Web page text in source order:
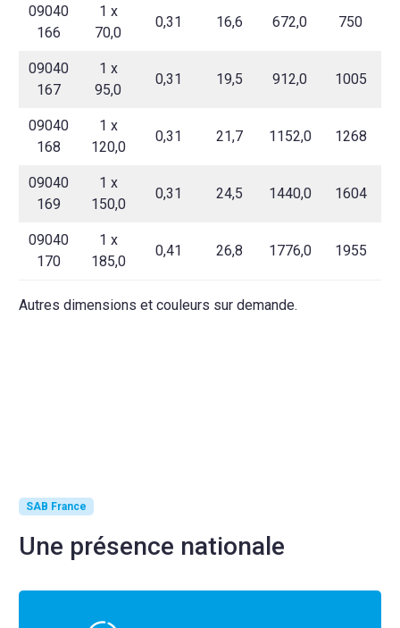
09040
166
1 x
70,0
0,31 16,6 672,0 750
09040
167
1 x
95,0
0,31 19,5 912,0 1005
09040
168
1 x
120,0
0,31 21,7 1152,0 1268
09040
169
1 x
150,0
0,31 24,5 1440,0 1604
09040
170
1 x
185,0
0,41 26,8 1776,0 1955
Autres dimensions et couleurs sur demande.
SAB France
Une présence nationale